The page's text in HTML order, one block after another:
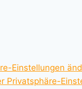
Einstellungen
Privatsphäre-